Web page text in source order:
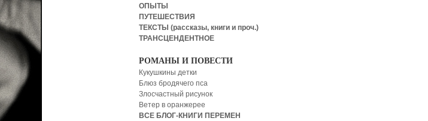
ОПЫТЫ
ПУТЕШЕСТВИЯ
ТЕКСТЫ (рассказы, книги и проч.)
ТРАНСЦЕНДЕНТНОЕ
РОМАНЫ И ПОВЕСТИ
Кукушкины детки
Блюз бродячего пса
Злосчастный рисунок
Ветер в оранжерее
ВСЕ БЛОГ-КНИГИ ПЕРЕМЕН